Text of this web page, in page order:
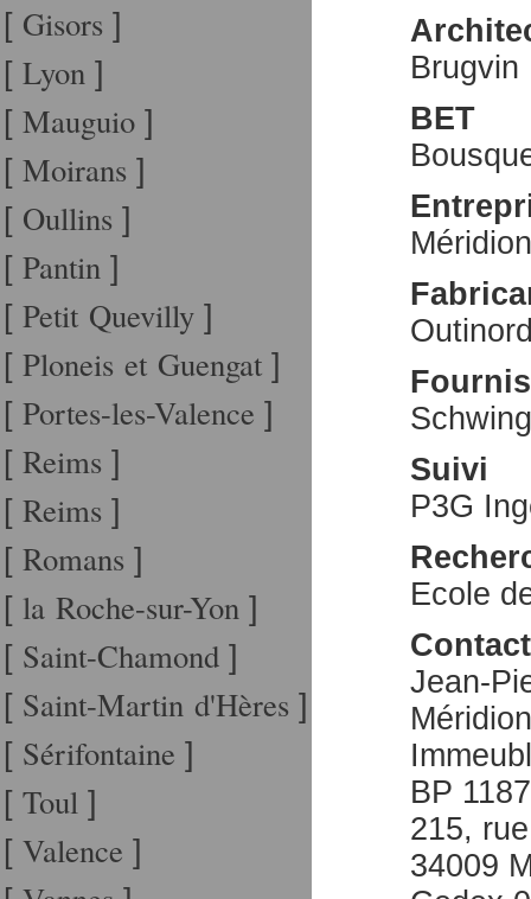
[ Gisors ]
[ Lyon ]
[ Mauguio ]
[ Moirans ]
[ Oullins ]
[ Pantin ]
[ Petit Quevilly ]
[ Ploneis et Guengat ]
[ Portes-les-Valence ]
[ Reims ]
[ Reims ]
[ Romans ]
[ la Roche-sur-Yon ]
[ Saint-Chamond ]
[ Saint-Martin d'Hères ]
[ Sérifontaine ]
[ Toul ]
[ Valence ]
Brugvin
BET
Suivi
P3G
Ecole
Contact
Jean-
BP 1187
215,
34009